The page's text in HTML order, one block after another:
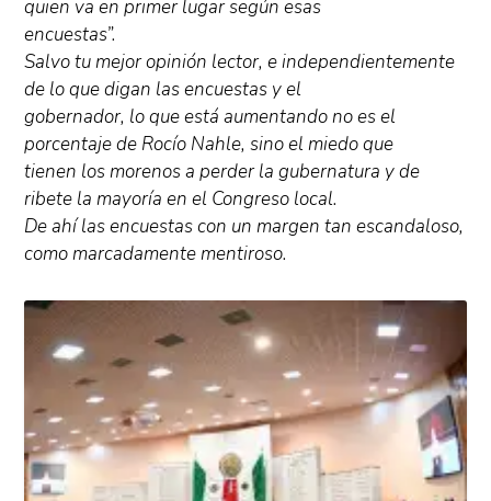
quien va en primer lugar según esas
encuestas”.
Salvo tu mejor opinión lector, e independientemente
de lo que digan las encuestas y el
gobernador, lo que está aumentando no es el
porcentaje de Rocío Nahle, sino el miedo que
tienen los morenos a perder la gubernatura y de
ribete la mayoría en el Congreso local.
De ahí las encuestas con un margen tan escandaloso,
como marcadamente mentiroso.